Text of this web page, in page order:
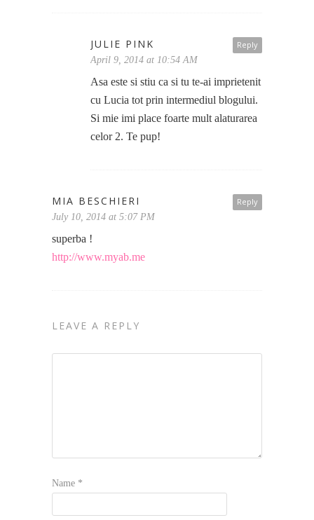
Reply
JULIE PINK
April 9, 2014 at 10:54 AM
Asa este si stiu ca si tu te-ai imprietenit
cu Lucia tot prin intermediul blogului.
Si mie imi place foarte mult alaturarea
celor 2. Te pup!
Reply
MIA BESCHIERI
July 10, 2014 at 5:07 PM
superba !
http://www.myab.me
LEAVE A REPLY
Name *